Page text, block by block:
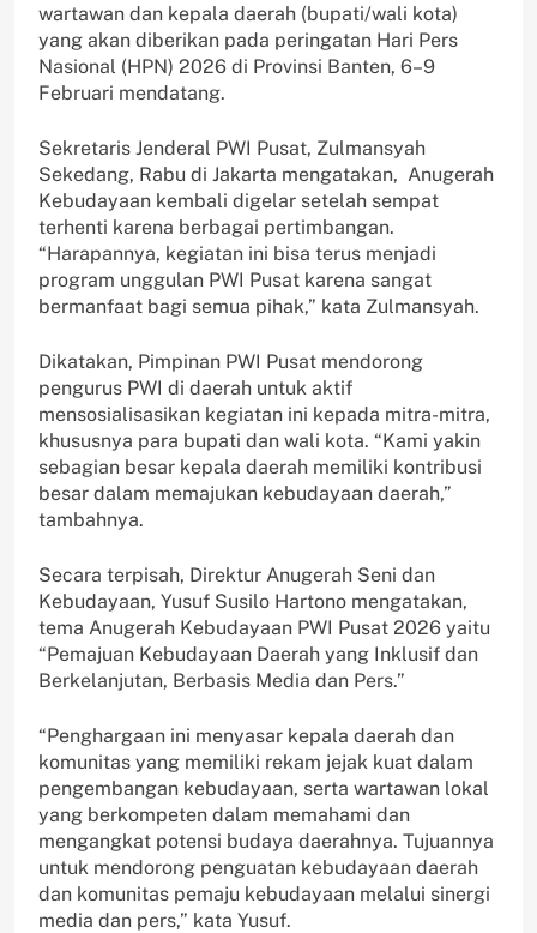
wartawan dan kepala daerah (bupati/wali kota)
yang akan diberikan pada peringatan Hari Pers
Nasional (HPN) 2026 di Provinsi Banten, 6–9
Februari mendatang.
Sekretaris Jenderal PWI Pusat, Zulmansyah
Sekedang, Rabu di Jakarta mengatakan, Anugerah
Kebudayaan kembali digelar setelah sempat
terhenti karena berbagai pertimbangan.
“Harapannya, kegiatan ini bisa terus menjadi
program unggulan PWI Pusat karena sangat
bermanfaat bagi semua pihak,” kata Zulmansyah.
Dikatakan, Pimpinan PWI Pusat mendorong
pengurus PWI di daerah untuk aktif
mensosialisasikan kegiatan ini kepada mitra-mitra,
khususnya para bupati dan wali kota. “Kami yakin
sebagian besar kepala daerah memiliki kontribusi
besar dalam memajukan kebudayaan daerah,”
tambahnya.
Secara terpisah, Direktur Anugerah Seni dan
Kebudayaan, Yusuf Susilo Hartono mengatakan,
tema Anugerah Kebudayaan PWI Pusat 2026 yaitu
“Pemajuan Kebudayaan Daerah yang Inklusif dan
Berkelanjutan, Berbasis Media dan Pers.”
“Penghargaan ini menyasar kepala daerah dan
komunitas yang memiliki rekam jejak kuat dalam
pengembangan kebudayaan, serta wartawan lokal
yang berkompeten dalam memahami dan
mengangkat potensi budaya daerahnya. Tujuannya
untuk mendorong penguatan kebudayaan daerah
dan komunitas pemaju kebudayaan melalui sinergi
media dan pers,” kata Yusuf.